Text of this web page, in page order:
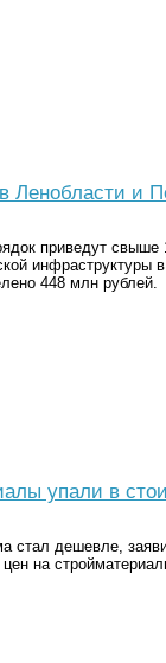
и
приведут свыше
инфраструктуры
448 млн рублей.
упали в
стал дешевле,
на